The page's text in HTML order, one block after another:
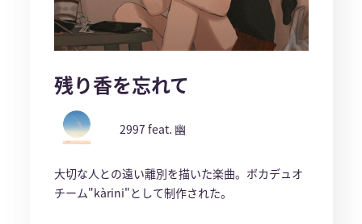
残り香を忘れて
2997 feat. 幽
大切な人との遠い離別を描いた楽曲。ボカデュオ
チーム"kàrini"として制作された。